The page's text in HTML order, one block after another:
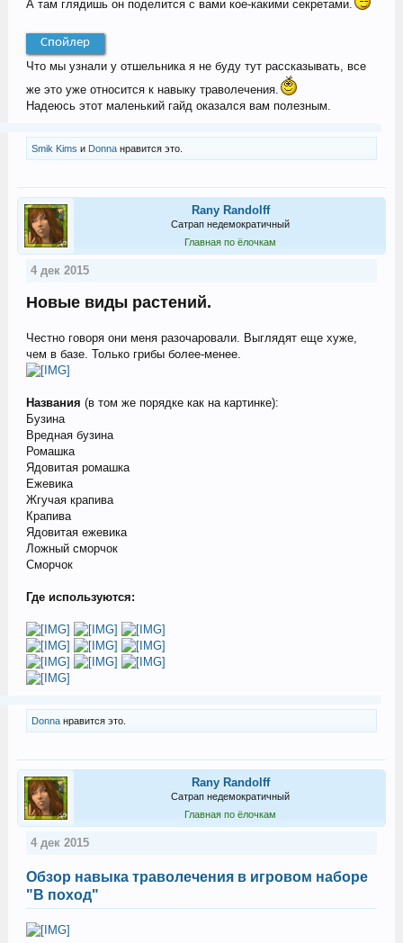
А там глядишь он поделится с вами кое-какими секретами.
Спойлер
Что мы узнали у отшельника я не буду тут рассказывать, все
же это уже относится к навыку траволечения.
Надеюсь этот маленький гайд оказался вам полезным.
Smik Kims и Donnaнравится это.
Rany Randolff
Сатрап недемократичный
Главная по ёлочкам
4 дек 2015
Новые виды растений.
Честно говоря они меня разочаровали. Выглядят еще хуже,
чем в базе. Только грибы более-менее.
Названия (в том же порядке как на картинке):
Бузина
Вредная бузина
Ромашка
Ядовитая ромашка
Ежевика
Жгучая крапива
Крапива
Ядовитая ежевика
Ложный сморчок
Сморчок
Где используются:
Donnaнравится это.
Rany Randolff
Сатрап недемократичный
Главная по ёлочкам
4 дек 2015
Обзор навыка траволечения в игровом наборе
"В поход"